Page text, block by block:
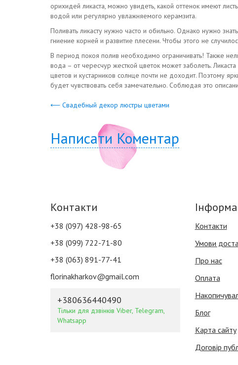
орихидей ликаста, можно увидеть, какой оттенок имеют
водой или регулярно увлажняемого керамзита.
Поливать ликасту нужно часто и обильно. Однако нужно
гниение корней и развитие плесени. Чтобы этого не
В период покоя полив необходимо ограничивать! Также
вода – от чересчур жесткой цветок может заболеть.
цветов и кустарников солнце почти не доходит. Поэтому
будет чувствовать себя замечательно. Соблюдая это
⟵ Свадебный декор люстры цветами
Написати Коментар
Контакти
+38 (097) 428-98-65
+38 (099) 722-71-80
+38 (063) 891-77-41
florinakharkov@gmail.com
+380636440490
Тільки для дзвінків Viber, Telegram,
Whatsapp
Контакти
Умови
Про нас
Оплата
Блог
Карта сайту
Договір